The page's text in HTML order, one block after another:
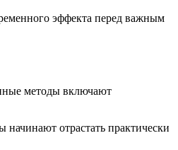
эффекта перед важным
методы включают
отрастать практически